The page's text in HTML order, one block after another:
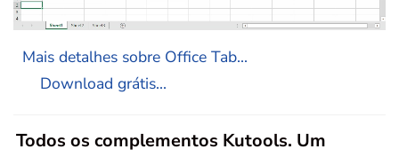
Mais detalhes sobre Office Tab...
Download grátis...
Todos os complementos Kutools. Um